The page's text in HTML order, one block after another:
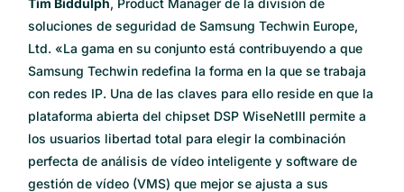
soluciones de seguridad de Samsung Techwin Europe,
Ltd. «La gama en su conjunto está contribuyendo a que
Samsung Techwin redefina la forma en la que se trabaja
con redes IP. Una de las claves para ello reside en que la
plataforma abierta del chipset DSP WiseNetIII permite a
los usuarios libertad total para elegir la combinación
perfecta de análisis de vídeo inteligente y software de
gestión de vídeo (VMS) que mejor se ajusta a sus